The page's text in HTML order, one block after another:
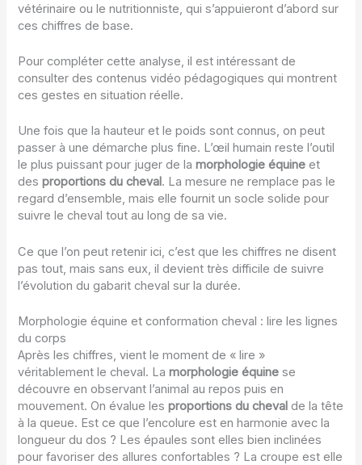
vétérinaire ou le nutritionniste, qui s’appuieront d’abord sur
ces chiffres de base.
Pour compléter cette analyse, il est intéressant de
consulter des contenus vidéo pédagogiques qui montrent
ces gestes en situation réelle.
Une fois que la hauteur et le poids sont connus, on peut
passer à une démarche plus fine. L’œil humain reste l’outil
le plus puissant pour juger de lamorphologie équine et
desproportions du cheval. La mesure ne remplace pas le
regard d’ensemble, mais elle fournit un socle solide pour
suivre le cheval tout au long de sa vie.
Ce que l’on peut retenir ici, c’est que les chiffres ne disent
pas tout, mais sans eux, il devient très difficile de suivre
l’évolution du gabarit cheval sur la durée.
Morphologie équine et conformation cheval : lire les lignes
du corps
Après les chiffres, vient le moment de « lire »
véritablement le cheval. Lamorphologie équine se
découvre en observant l’animal au repos puis en
mouvement. On évalue lesproportions du cheval de la tête
à la queue. Est ce que l’encolure est en harmonie avec la
longueur du dos ? Les épaules sont elles bien inclinées
pour favoriser des allures confortables ? La croupe est elle